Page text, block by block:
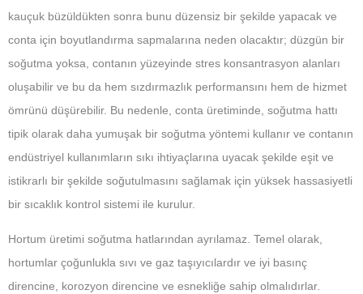
kauçuk büzüldükten sonra bunu düzensiz bir şekilde yapacak ve
conta için boyutlandırma sapmalarına neden olacaktır; düzgün bir
soğutma yoksa, contanın yüzeyinde stres konsantrasyon alanları
oluşabilir ve bu da hem sızdırmazlık performansını hem de hizmet
ömrünü düşürebilir. Bu nedenle, conta üretiminde, soğutma hattı
tipik olarak daha yumuşak bir soğutma yöntemi kullanır ve contanın
endüstriyel kullanımların sıkı ihtiyaçlarına uyacak şekilde eşit ve
istikrarlı bir şekilde soğutulmasını sağlamak için yüksek hassasiyetli
bir sıcaklık kontrol sistemi ile kurulur.
Hortum üretimi soğutma hatlarından ayrılamaz. Temel olarak,
hortumlar çoğunlukla sıvı ve gaz taşıyıcılardır ve iyi basınç
direncine, korozyon direncine ve esnekliğe sahip olmalıdırlar.